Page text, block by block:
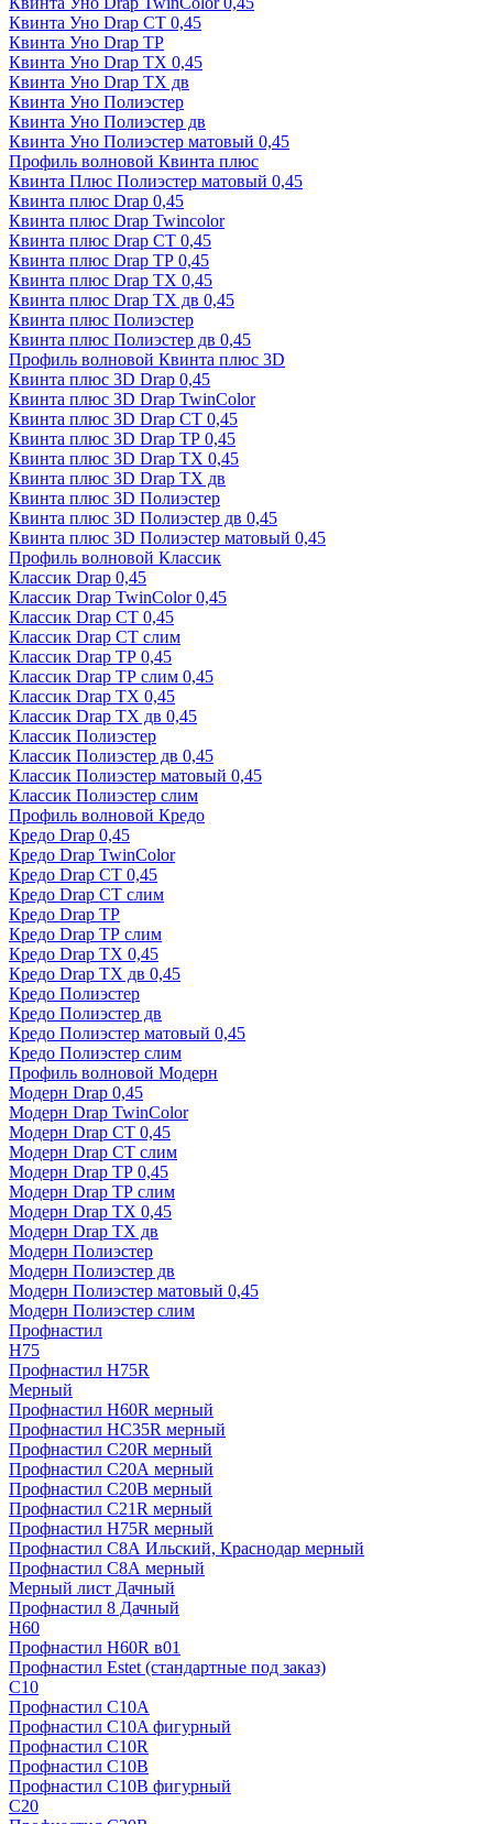
Квинта Уно Drap СТ 0,45
Квинта Уно Drap ТР
Квинта Уно Drap ТХ 0,45
Квинта Уно Drap ТХ дв
Квинта Уно Полиэстер
Квинта Уно Полиэстер дв
Квинта Уно Полиэстер матовый 0,45
Профиль волновой Квинта плюс
Квинта Плюс Полиэстер матовый 0,45
Квинта плюс Drap 0,45
Квинта плюс Drap Twincolor
Квинта плюс Drap СТ 0,45
Квинта плюс Drap ТР 0,45
Квинта плюс Drap ТХ 0,45
Квинта плюс Drap ТХ дв 0,45
Квинта плюс Полиэстер
Квинта плюс Полиэстер дв 0,45
Профиль волновой Квинта плюс 3D
Квинта плюс 3D Drap 0,45
Квинта плюс 3D Drap TwinColor
Квинта плюс 3D Drap СТ 0,45
Квинта плюс 3D Drap ТР 0,45
Квинта плюс 3D Drap ТХ 0,45
Квинта плюс 3D Drap ТХ дв
Квинта плюс 3D Полиэстер
Квинта плюс 3D Полиэстер дв 0,45
Квинта плюс 3D Полиэстер матовый 0,45
Профиль волновой Классик
Классик Drap 0,45
Классик Drap TwinColor 0,45
Классик Drap СТ 0,45
Классик Drap СТ слим
Классик Drap ТР 0,45
Классик Drap ТР слим 0,45
Классик Drap ТХ 0,45
Классик Drap ТХ дв 0,45
Классик Полиэстер
Классик Полиэстер дв 0,45
Классик Полиэстер матовый 0,45
Классик Полиэстер слим
Профиль волновой Кредо
Кредо Drap 0,45
Кредо Drap TwinColor
Кредо Drap СТ 0,45
Кредо Drap СТ слим
Кредо Drap ТР
Кредо Drap ТР слим
Кредо Drap ТХ 0,45
Кредо Drap ТХ дв 0,45
Кредо Полиэстер
Кредо Полиэстер дв
Кредо Полиэстер матовый 0,45
Кредо Полиэстер слим
Профиль волновой Модерн
Модерн Drap 0,45
Модерн Drap TwinColor
Модерн Drap СТ 0,45
Модерн Drap СТ слим
Модерн Drap ТР 0,45
Модерн Drap ТР слим
Модерн Drap ТХ 0,45
Модерн Drap ТХ дв
Модерн Полиэстер
Модерн Полиэстер дв
Модерн Полиэстер матовый 0,45
Модерн Полиэстер слим
Профнастил
H75
Профнастил H75R
Мерный
Профнастил H60R мерный
Профнастил HC35R мерный
Профнастил С20R мерный
Профнастил С20А мерный
Профнастил С20В мерный
Профнастил С21R мерный
Профнастил Н75R мерный
Профнастил С8А Ильский, Краснодар мерный
Профнастил С8А мерный
Мерный лист Дачный
Профнастил 8 Дачный
Н60
Профнастил H60R в01
Профнастил Estet (стандартные под заказ)
C10
Профнастил С10A
Профнастил С10A фигурный
Профнастил С10R
Профнастил С10В
Профнастил С10В фигурный
C20